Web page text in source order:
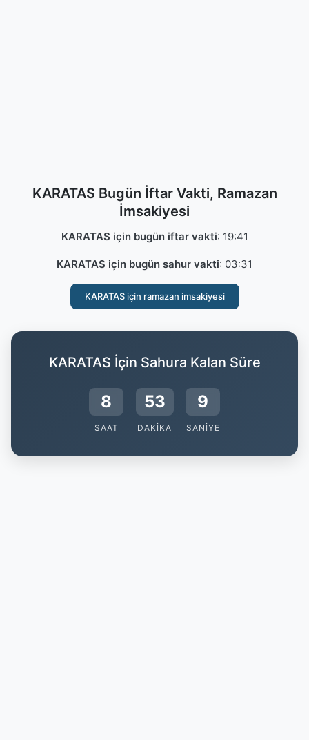
KARATAS Bugün İftar Vakti, Ramazan
İmsakiyesi
KARATAS için bugün iftar vakti: 19:41
KARATAS için bugün sahur vakti: 03:31
KARATAS için ramazan imsakiyesi
KARATAS İçin Sahura Kalan Süre
8
SAAT
53
DAKIKA
9
SANIYE